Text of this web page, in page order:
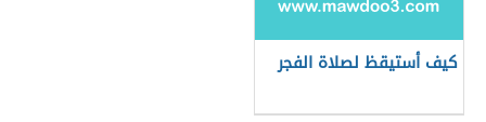
كيف أستيقظ لصلاة الفجر